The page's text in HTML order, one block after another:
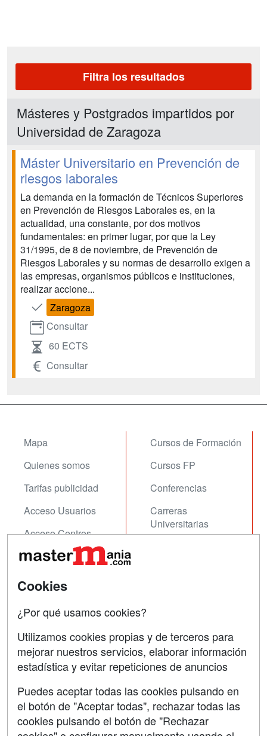
Filtra los resultados
Másteres y Postgrados impartidos por
Universidad de Zaragoza
Máster Universitario en Prevención de
riesgos laborales
La demanda en la formación de Técnicos Superiores
en Prevención de Riesgos Laborales es, en la
actualidad, una constante, por dos motivos
fundamentales: en primer lugar, por que la Ley
31/1995, de 8 de noviembre, de Prevención de
Riesgos Laborales y su normas de desarrollo exigen a
las empresas, organismos públicos e instituciones,
realizar accione...
Zaragoza
Consultar
60 ECTS
Consultar
Mapa
Quienes somos
Tarifas publicidad
Acceso Usuarios
Acceso Centros
Cursos de Formación
Cursos FP
Conferencias
Carreras
Universitarias
Contactar
Copyleft
Grupo formazion:
Cookies
¿Por qué usamos cookies?
Utilizamos cookies propias y de terceros para
mejorar nuestros servicios, elaborar información
estadística y evitar repeticiones de anuncios
Puedes aceptar todas las cookies pulsando en
el botón de "Aceptar todas", rechazar todas las
cookies pulsando el botón de "Rechazar